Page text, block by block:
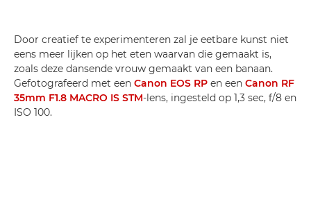
Door creatief te experimenteren zal je eetbare kunst niet
eens meer lijken op het eten waarvan die gemaakt is,
zoals deze dansende vrouw gemaakt van een banaan.
Gefotografeerd met een Canon EOS RP en een Canon RF
35mm F1.8 MACRO IS STM-lens, ingesteld op 1,3 sec, f/8 en
ISO 100.